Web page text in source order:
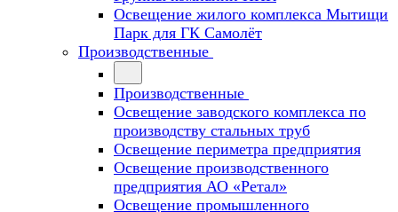
Освещение жилого комплекса Мытищи
Парк для ГК Самолёт
Производственные
Производственные
Освещение заводского комплекса по
производству стальных труб
Освещение периметра предприятия
Освещение производственного
предприятия АО «Ретал»
Освещение промышленного